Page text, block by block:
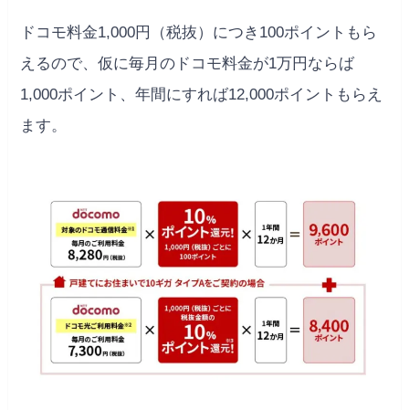
ドコモ料金1,000円（税抜）につき100ポイントもら
えるので、仮に毎月のドコモ料金が1万円ならば
1,000ポイント、年間にすれば12,000ポイントもらえ
ます。